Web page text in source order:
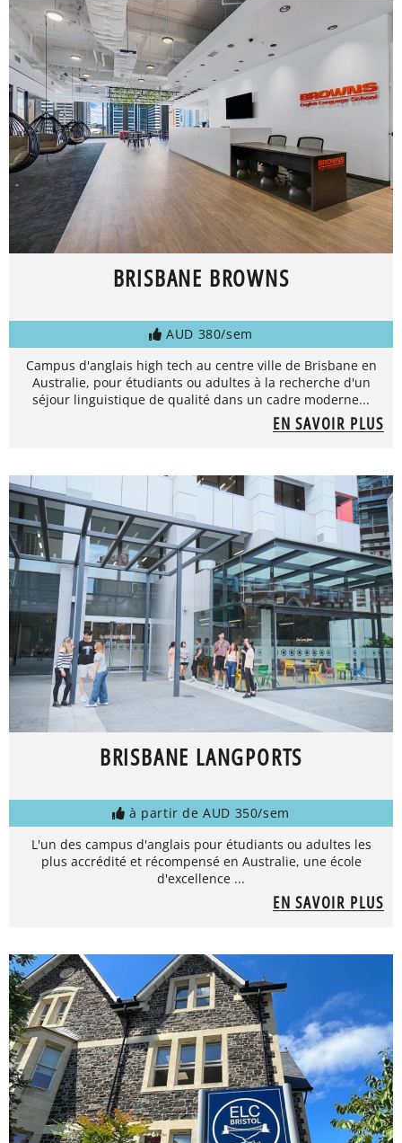
BRISBANE BROWNS
AUD 380/sem
Campus d'anglais high tech au centre ville de Brisbane en
Australie, pour étudiants ou adultes à la recherche d'un
séjour linguistique de qualité dans un cadre moderne...
EN SAVOIR PLUS
BRISBANE LANGPORTS
à partir de AUD 350/sem
L'un des campus d'anglais pour étudiants ou adultes les
plus accrédité et récompensé en Australie, une école
d'excellence ...
EN SAVOIR PLUS